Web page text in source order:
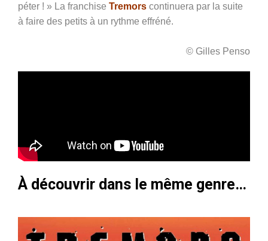
péter ! » La franchise Tremors continuera par la suite
à faire des petits à un rythme effréné.
© Gilles Penso
À découvrir dans le même genre…